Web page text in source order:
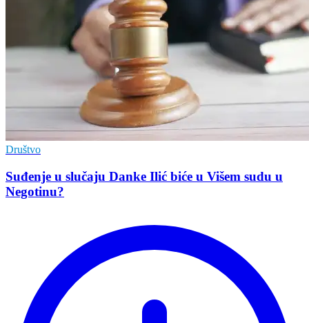
Društvo
Suđenje u slučaju Danke Ilić biće u Višem sudu u
Negotinu?